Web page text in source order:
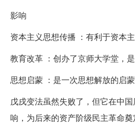
影响
资本主义思想传播 ：有利于资本
教育改革 ：创办了京师大学堂，是
思想启蒙 ：是一次思想解放的启蒙
戊戌变法虽然失败了，但它在中
响，为后来的资产阶级民主革命